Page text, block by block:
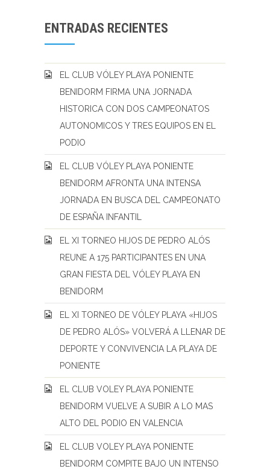
ENTRADAS RECIENTES
EL CLUB VÓLEY PLAYA PONIENTE
BENIDORM FIRMA UNA JORNADA
HISTORICA CON DOS CAMPEONATOS
AUTONOMICOS Y TRES EQUIPOS EN EL
PODIO
EL CLUB VÓLEY PLAYA PONIENTE
BENIDORM AFRONTA UNA INTENSA
JORNADA EN BUSCA DEL CAMPEONATO
DE ESPAÑA INFANTIL
EL XI TORNEO HIJOS DE PEDRO ALÓS
REUNE A 175 PARTICIPANTES EN UNA
GRAN FIESTA DEL VÓLEY PLAYA EN
BENIDORM
EL XI TORNEO DE VÓLEY PLAYA «HIJOS
DE PEDRO ALÓS» VOLVERÁ A LLENAR DE
DEPORTE Y CONVIVENCIA LA PLAYA DE
PONIENTE
EL CLUB VOLEY PLAYA PONIENTE
BENIDORM VUELVE A SUBIR A LO MAS
ALTO DEL PODIO EN VALENCIA
EL CLUB VOLEY PLAYA PONIENTE
BENIDORM COMPITE BAJO UN INTENSO